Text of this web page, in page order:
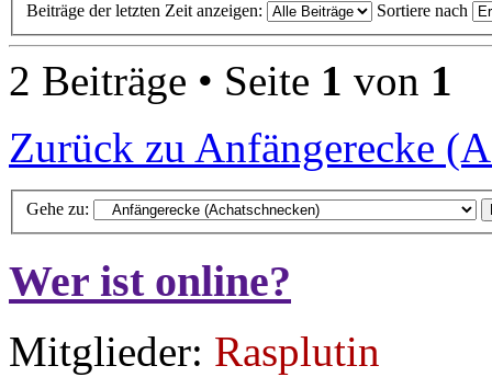
Beiträge der letzten Zeit anzeigen: Sortiere nach
2 Beiträge • Seite 1 von 1
Zurück zu Anfängerecke
Gehe zu:
Wer ist online?
Mitglieder: Rasplutin